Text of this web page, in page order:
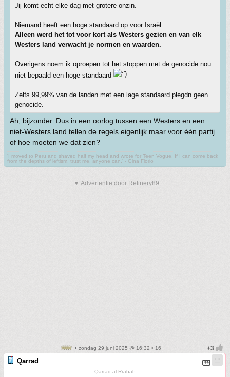
Jij komt echt elke dag met grotere onzin.
Niemand heeft een hoge standaard op voor Israël.
Alleen werd het tot voor kort als Westers gezien en van elk
Westers land verwacht je normen en waarden.
Overigens noem ik oproepen tot het stoppen met de genocide nou
niet bepaald een hoge standaard
Zelfs 99,99% van de landen met een lage standaard plegdn geen
genocide.
Ah, bijzonder. Dus in een oorlog tussen een Westers en een
niet-Westers land tellen de regels eigenlijk maar voor één partij
of hoe moeten we dat zien?
'I moved to Peru and shaved half my head and wrote for Teen Vogue. If I can come back
from the depths of leftism, trust me, anyone can.' - Gina Florio
▼ Advertentie door Refinery89
• zondag 29 juni 2025 @ 16:32 • 16
Qarrad
Qarrad al-Rrabah